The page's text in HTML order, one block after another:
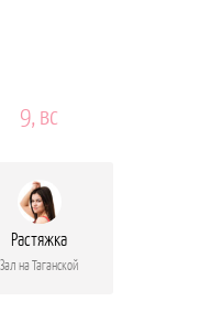
9, вс
Растяжка
Зал на Таганской